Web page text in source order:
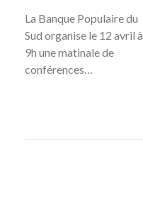
La Banque Populaire du
Sud organise le 12 avril à
9h une matinale de
conférences…